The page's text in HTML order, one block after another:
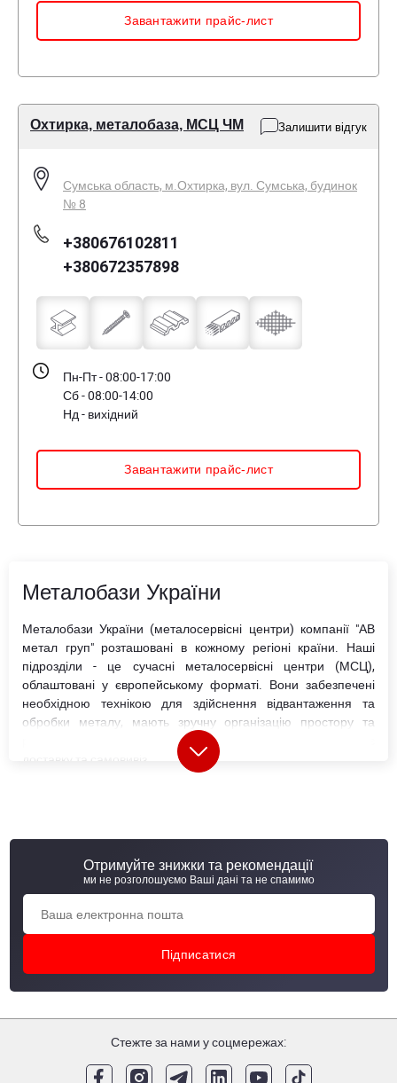
Завантажити прайс-лист
Охтирка, металобаза, МСЦ ЧМ Залишити відгук
Сумська область, м.Охтирка, вул. Сумська, будинок
№ 8
+380676102811
+380672357898
Пн-Пт - 08:00-17:00
Сб - 08:00-14:00
Нд - вихідний
Завантажити прайс-лист
Металобази України
Металобази України (металосервісні центри) компанії "АВ
метал груп" розташовані в кожному регіоні країни. Наші
підрозділи - це сучасні металосервісні центри (МСЦ),
облаштовані у європейському форматі. Вони забезпечені
необхідною технікою для здійснення відвантаження та
обробки металу, мають зручну організацію простору та
розширені зони для в'їзду транспорту, що значно спрощує
доставку та самовивіз.
категорій металопродукції, а також реалізує товари
провідних українських та світових виробників.
Металобази і металосервісні центри АВ
метал груп
"АВ метал груп" оновила формат своїх відділень, змінивши
можливостями надання послуг. Крім складу металевої
продукції та продажів, в металлосервісних центрах
Отримуйте знижки та рекомендації
ми не розголошуємо Ваші дані та не спамимо
Стежте за нами у соцмережах: